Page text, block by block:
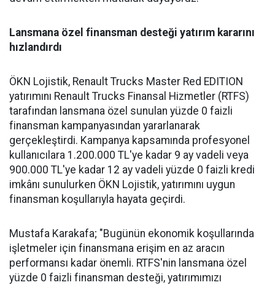
Lansmana özel finansman desteği yatırım kararını
hızlandırdı
ÖKN Lojistik, Renault Trucks Master Red EDITION
yatırımını Renault Trucks Finansal Hizmetler (RTFS)
tarafından lansmana özel sunulan yüzde 0 faizli
finansman kampanyasından yararlanarak
gerçekleştirdi. Kampanya kapsamında profesyonel
kullanıcılara 1.200.000 TL'ye kadar 9 ay vadeli veya
900.000 TL'ye kadar 12 ay vadeli yüzde 0 faizli kredi
imkânı sunulurken ÖKN Lojistik, yatırımını uygun
finansman koşullarıyla hayata geçirdi.
Mustafa Karakafa; "Bugünün ekonomik koşullarında
işletmeler için finansmana erişim en az aracın
performansı kadar önemli. RTFS'nin lansmana özel
yüzde 0 faizli finansman desteği, yatırımımızı